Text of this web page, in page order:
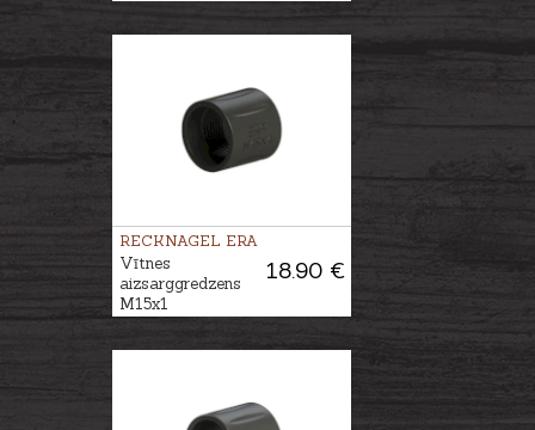
RECKNAGEL ERA
18.90 €
Vītnes
aizsarggredzens
M15x1